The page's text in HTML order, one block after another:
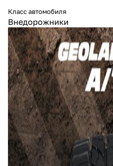
Класс автомобиля
Внедорожники